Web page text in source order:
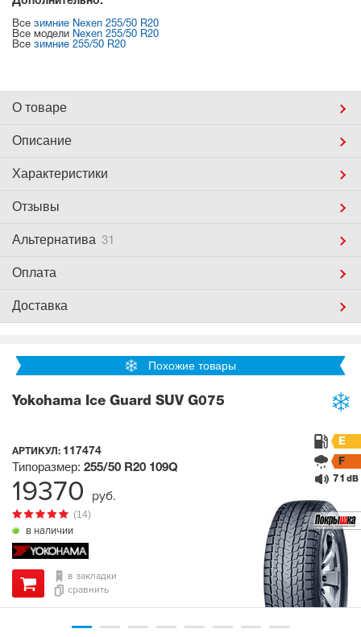
Все зимние Nexen 255/50 R20
Все модели Nexen 255/50 R20
Все зимние 255/50 R20
О товаре
Описание
Характеристики
Отзывы
Альтернатива 31
Оплата
Доставка
Похожие товары
Yokohama Ice Guard SUV G075
АРТИКУЛ: 117474
в наличии
(14)
Типоразмер: 255/50 R20 109Q
E
F
71 dB
в закладки
сравнить
19370 руб.